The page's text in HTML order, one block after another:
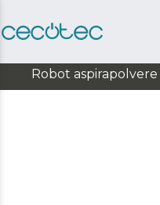
Robot aspirapolvere